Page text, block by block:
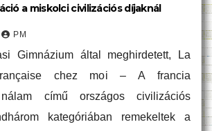
a miskolci civilizációs díjaknál
PM
Gimnázium által meghirdetett, La
chez moi – A francia
nálam című országos civilizációs
kategóriában remekeltek a